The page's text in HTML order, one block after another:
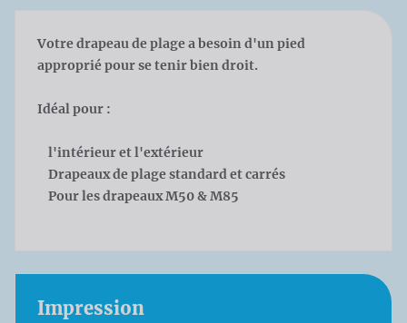
Votre drapeau de plage a besoin d'un pied
approprié pour se tenir bien droit.
Idéal pour :
l'intérieur et l'extérieur
Drapeaux de plage standard et carrés
Pour les drapeaux M50 & M85
Impression